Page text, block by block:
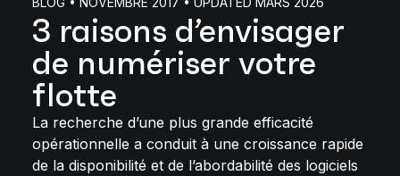
3 raisons d’envisager
de numériser votre
flotte
La recherche d’une plus grande efficacité
opérationnelle a conduit à une croissance rapide
de la disponibilité et de l’abordabilité des logiciels